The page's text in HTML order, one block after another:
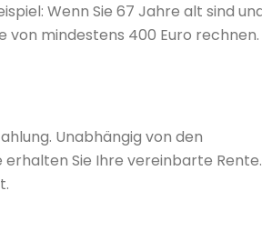
Wenn Sie 67 Jahre alt sind
von mindestens 400 Euro rechnen.
Unabhängig von den
Sie Ihre vereinbarte